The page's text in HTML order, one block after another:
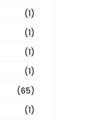
(1)
(1)
(1)
(1)
(65)
(1)